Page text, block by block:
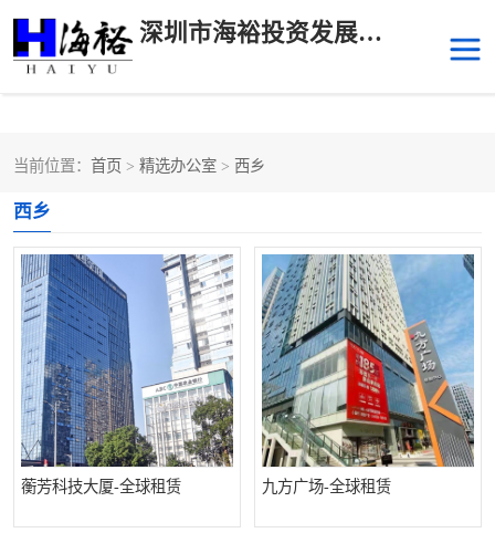
深圳市海裕投资发展有限公司
当前位置： 首页 > 精选办公室 > 西乡
西乡
蘅芳科技大厦-全球租赁 九方广场-全球租赁
科技园中区 南山华侨城
前海 深圳湾科技生态园
福田中心区写字楼租赁 宝安中心区
深圳宝安 福田车公庙
罗湖水贝 南山南油